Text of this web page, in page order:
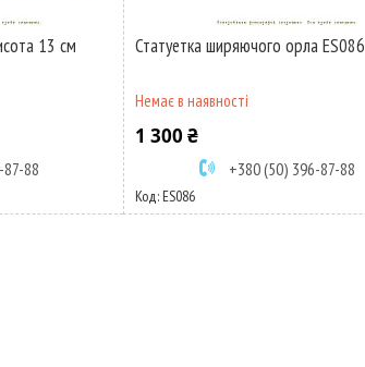
13 см
88
Статуетка ширяючого орла ES086
Немає в наявності
1 300 ₴
+380 (50) 396-87-88
ES086